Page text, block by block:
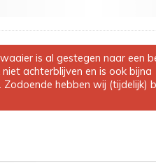
is al gestegen naar een
achterblijven en is ook bijna
hebben wij (tijdelijk)